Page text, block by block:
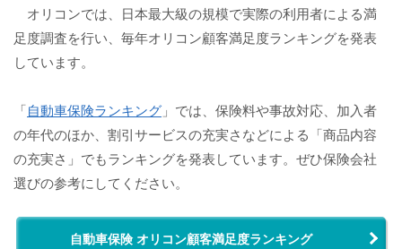
オリコンでは、日本最大級の規模で実際の利用者による満
足度調査を行い、毎年オリコン顧客満足度ランキングを発表
しています。
「自動車保険ランキング 」では、保険料や事故対応、加入者
の年代のほか、割引サービスの充実さなどによる「商品内容
の充実さ」でもランキングを発表しています。ぜひ保険会社
選びの参考にしてください。
自動車保険 オリコン顧客満足度ランキング